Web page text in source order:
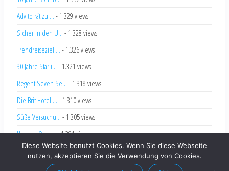
Advito rät zu ... - 1.329 views
Sicher in den U... - 1.328 views
Trendreiseziel ... - 1.326 views
30 Jahre Starli... - 1.321 views
Regent Seven Se... - 1.318 views
Die Brit Hotel ... - 1.310 views
Süße Versuchu... - 1.305 views
Hole-In-One ...- 1.291 views
Diese Website benutzt Cookies. Wenn Sie diese Webseite
nutzen, akzeptieren Sie die Verwendung von Cookies.